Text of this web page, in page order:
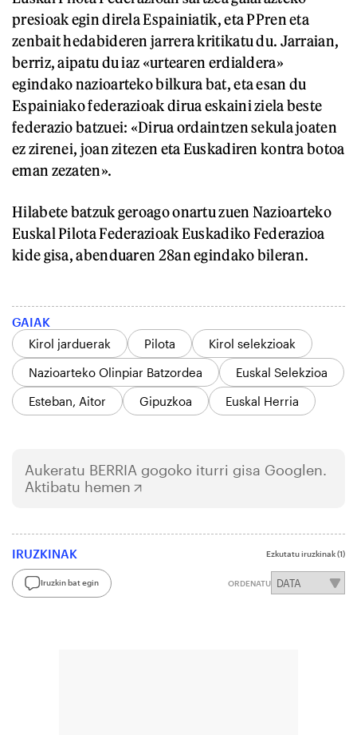
presioak egin direla Espainiatik, eta PPren eta
zenbait hedabideren jarrera kritikatu du. Jarraian,
berriz, aipatu du iaz «urtearen erdialdera»
egindako nazioarteko bilkura bat, eta esan du
Espainiako federazioak dirua eskaini ziela beste
federazio batzuei: «Dirua ordaintzen sekula joaten
ez zirenei, joan zitezen eta Euskadiren kontra botoa
eman zezaten».
Hilabete batzuk geroago onartu zuen Nazioarteko
Euskal Pilota Federazioak Euskadiko Federazioa
kide gisa, abenduaren 28an egindako bileran.
GAIAK
Kirol jarduerak
Pilota
Kirol selekzioak
Nazioarteko Olinpiar Batzordea
Euskal Selekzioa
Esteban, Aitor
Gipuzkoa Euskal Herria
Aukeratu BERRIA gogoko iturri gisa Googlen.
Aktibatu hemen
IRUZKINAK Ezkutatu iruzkinak(1)
Iruzkin bat egin ORDENATU